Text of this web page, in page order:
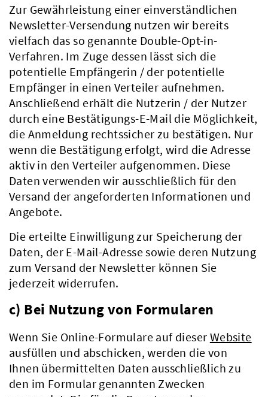
Aktuelles
Kreis & Politik
Zur Gewährleistung einer einverständlichen
Newsletter-Versendung nutzen wir bereits
vielfach das so genannte Double-Opt-in-
Verfahren. Im Zuge dessen lässt sich die
potentielle Empfängerin / der potentielle
Empfänger in einen Verteiler aufnehmen.
Anschließend erhält die Nutzerin / der Nutzer
durch eine Bestätigungs-E-Mail die Möglichkeit,
die Anmeldung rechtssicher zu bestätigen. Nur
wenn die Bestätigung erfolgt, wird die Adresse
aktiv in den Verteiler aufgenommen. Diese
Daten verwenden wir ausschließlich für den
Versand der angeforderten Informationen und
Angebote.
Die erteilte Einwilligung zur Speicherung der
Daten, der E-Mail-Adresse sowie deren Nutzung
zum Versand der Newsletter können Sie
jederzeit widerrufen.
c) Bei Nutzung von Formularen
Wenn Sie Online-Formulare auf dieser Website
ausfüllen und abschicken, werden die von
Ihnen übermittelten Daten ausschließlich zu
den im Formular genannten Zwecken